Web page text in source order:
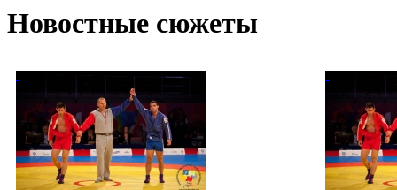
Новостные сюжеты